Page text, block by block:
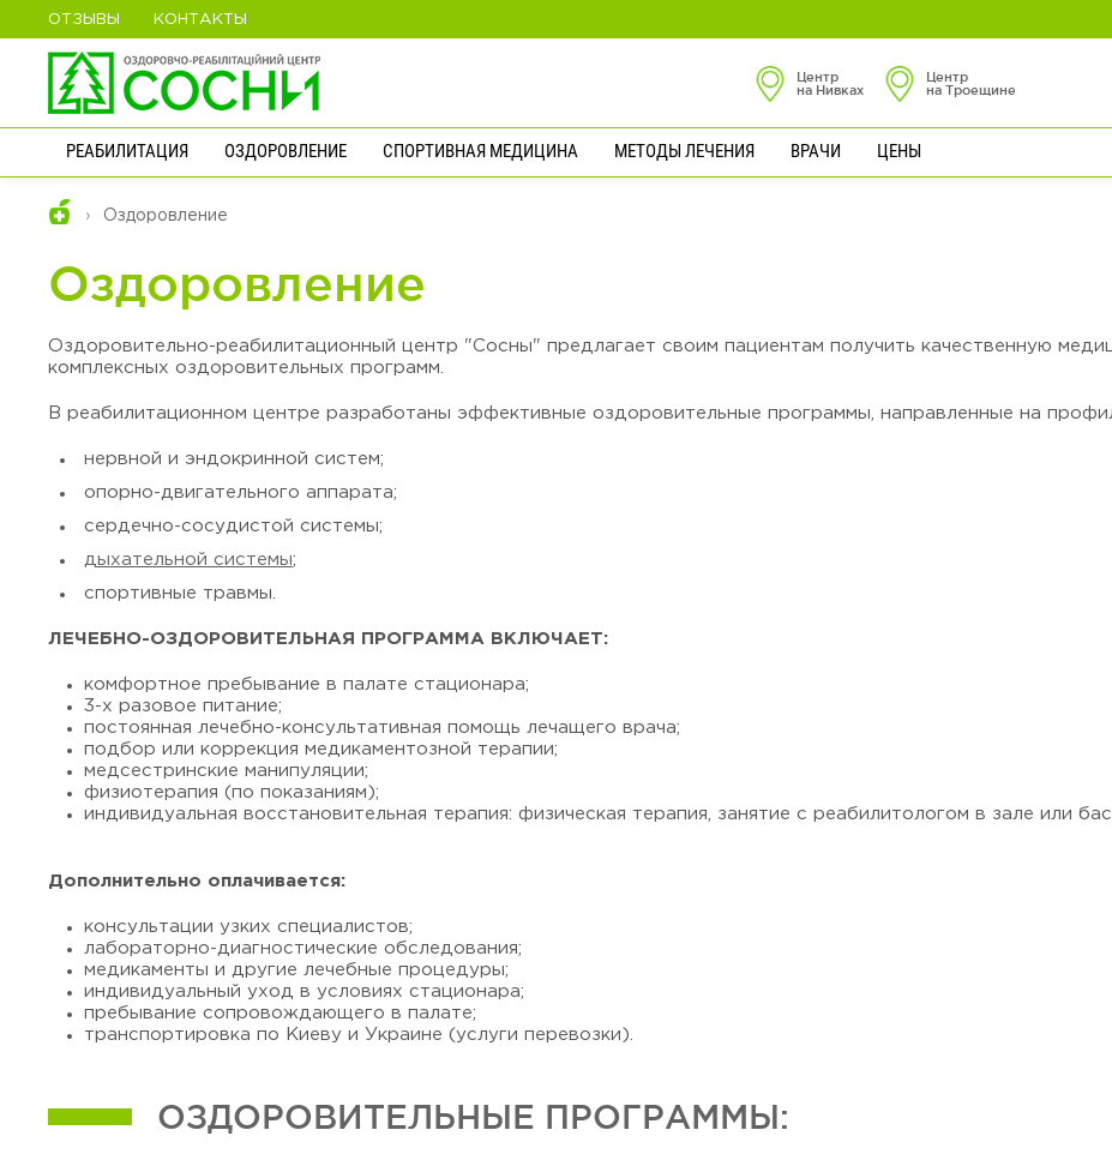
ОТЗЫВЫ КОНТАКТЫ
Центр
на Нивках
Центр
на Троещине
РЕАБИЛИТАЦИЯ ОЗДОРОВЛЕНИЕ СПОРТИВНАЯ МЕДИЦИНА МЕТОДЫ ЛЕЧЕНИЯ ВРАЧИ ЦЕНЫ
Оздоровление
Оздоровление
Оздоровительно-реабилитационный центр "Сосны" предлагает своим пациентам получить качественную
комплексных оздоровительных программ.
В реабилитационном центре разработаны эффективные оздоровительные программы, направленные на
нервной и эндокринной систем;
опорно-двигательного аппарата;
сердечно-сосудистой системы;
дыхательной системы;
спортивные травмы.
ЛЕЧЕБНО-ОЗДОРОВИТЕЛЬНАЯ ПРОГРАММА ВКЛЮЧАЕТ:
комфортное пребывание в палате стационара;
3-х разовое питание;
постоянная лечебно-консультативная помощь лечащего врача;
подбор или коррекция медикаментозной терапии;
медсестринские манипуляции;
физиотерапия (по показаниям);
индивидуальная восстановительная терапия: физическая терапия, занятие с реабилитологом в зале или
Дополнительно оплачивается:
консультации узких специалистов;
лабораторно-диагностические обследования;
медикаменты и другие лечебные процедуры;
индивидуальный уход в условиях стационара;
пребывание сопровождающего в палате;
транспортировка по Киеву и Украине (услуги перевозки).
ОЗДОРОВИТЕЛЬНЫЕ ПРОГРАММЫ: